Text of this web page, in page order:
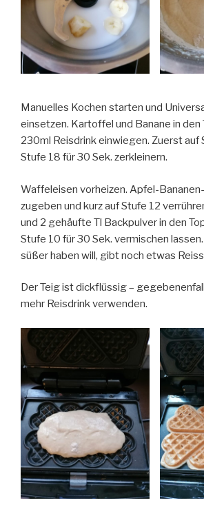
Manuelles Kochen starten und
einsetzen. Kartoffel und Banane in den
230ml Reisdrink einwiegen. Zuerst auf
Stufe 18 für 30 Sek. zerkleinern.
Waffeleisen vorheizen. Apfel-
zugeben und kurz auf Stufe 12
und 2 gehäufte Tl Backpulver in den
Stufe 10 für 30 Sek. vermischen
süßer haben will, gibt noch etwas
Der Teig ist dickflüssig –
mehr Reisdrink verwenden.